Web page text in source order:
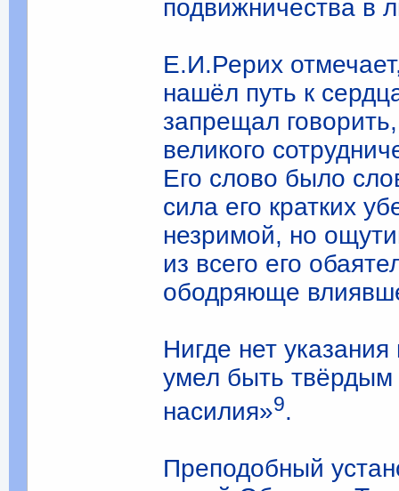
подвижничества в
Е.И.Рерих
нашёл путь к
запрещал
великого
Его слово было
сила его кратких
незримой, но
из всего его
ободряюще
Нигде нет
умел быть
насилия»9.
Преподобный